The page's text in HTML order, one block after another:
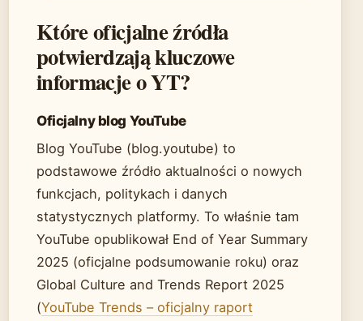
Które oficjalne źródła
potwierdzają kluczowe
informacje o YT?
Oficjalny blog YouTube
Blog YouTube (blog.youtube) to
podstawowe źródło aktualności o nowych
funkcjach, politykach i danych
statystycznych platformy. To właśnie tam
YouTube opublikował End of Year Summary
2025 (oficjalne podsumowanie roku) oraz
Global Culture and Trends Report 2025
(YouTube Trends – oficjalny raport